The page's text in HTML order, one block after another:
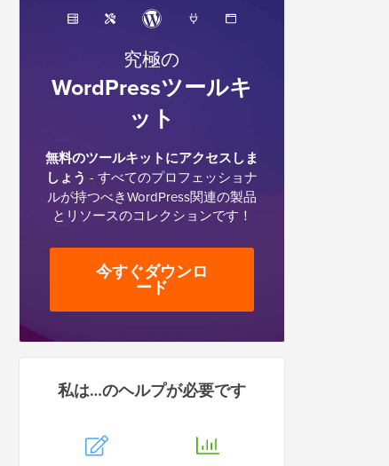
究極の
WordPressツールキ
ット
無料のツールキットにアクセスしま
しょう - すべてのプロフェッショナ
ルが持つべきWordPress関連の製品
とリソースのコレクションです！
今すぐダウンロ
ード
私は…のヘルプが必要です